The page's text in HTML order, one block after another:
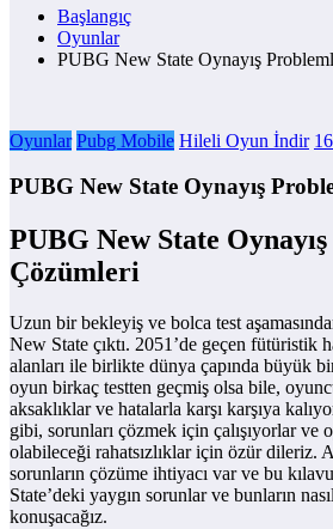
Başlangıç
Oyunlar
PUBG New State Oynayış
Oyunlar Pubg Mobile Hileli Oyun İndir
PUBG New State Oynayış
PUBG New State
Çözümleri
Uzun bir bekleyiş ve bolca test
New State çıktı. 2051’de geçen fütüristik
alanları ile birlikte dünya çapında büyük
oyun birkaç testten geçmiş olsa bile,
aksaklıklar ve hatalarla karşı karşıya
gibi, sorunları çözmek için çalışıyorlar ve
olabileceği rahatsızlıklar için özür dileriz.
sorunların çözüme ihtiyacı var ve bu
State’deki yaygın sorunlar ve bunların
konuşacağız.